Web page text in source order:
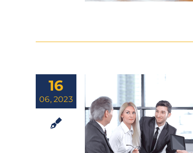
16
06, 2023